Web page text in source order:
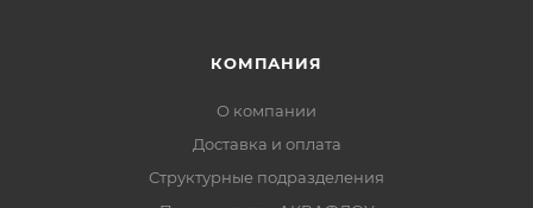
КОМПАНИЯ
О компании
Доставка и оплата
Структурные подразделения